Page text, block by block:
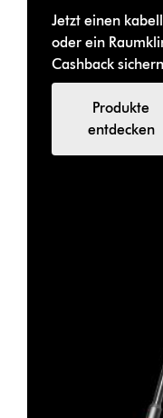
Jetzt einen
oder ein
Cashback
Produkte
entdecken